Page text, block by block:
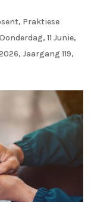
Praktiese
Donderdag, 11 Junie,
Jaargang 119,